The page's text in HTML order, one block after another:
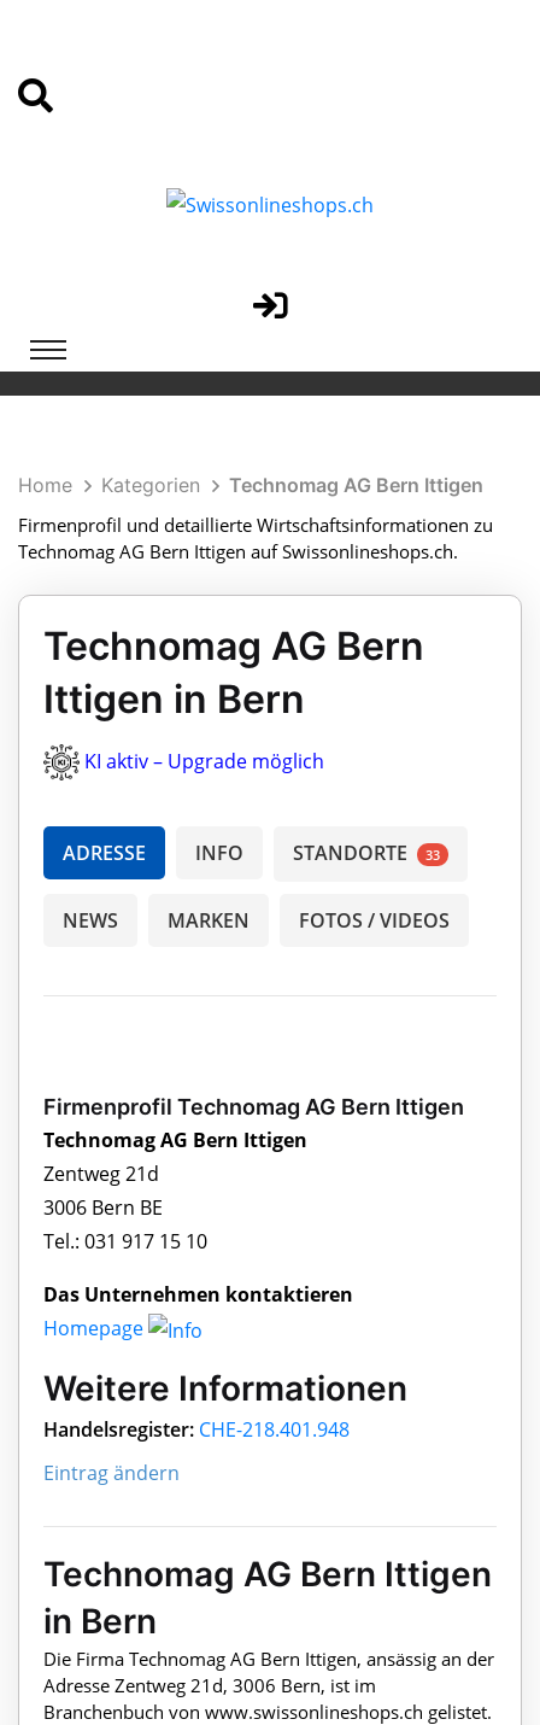
Home Kategorien
Technomag AG Bern Ittigen
Firmenprofil und detaillierte Wirtschaftsinformationen zu
Technomag AG Bern Ittigen auf Swissonlineshops.ch.
Technomag AG Bern
Ittigen in Bern
KI aktiv – Upgrade möglich
ADRESSE INFO STANDORTE 33
NEWS MARKEN FOTOS / VIDEOS
Firmenprofil Technomag AG Bern Ittigen
Technomag AG Bern Ittigen
Zentweg 21d
3006 Bern BE
Tel.: 031 917 15 10
Das Unternehmen kontaktieren
Homepage
Weitere Informationen
Handelsregister: CHE-218.401.948
Eintrag ändern
Technomag AG Bern Ittigen
in Bern
Die Firma Technomag AG Bern Ittigen, ansässig an der
Adresse Zentweg 21d, 3006 Bern, ist im
Branchenbuch von www.swissonlineshops.ch gelistet.